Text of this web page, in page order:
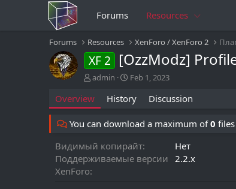
Forums Resources
Forums Resources XenForo / XenForo 2
XF 2 [OzzModz]
A
t
h
o
admin
C
e
t
o
n
d
Feb 1, 2023
Overview History Discussion
You can download a maximum of0
Видимый копирайт
Нет
Поддерживаемые версии
XenForo
2.2.x